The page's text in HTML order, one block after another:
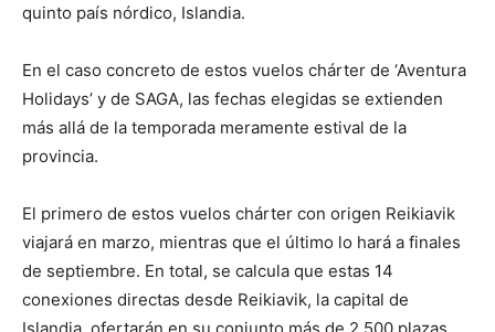
quinto país nórdico, Islandia.
En el caso concreto de estos vuelos chárter de ‘Aventura
Holidays’ y de SAGA, las fechas elegidas se extienden
más allá de la temporada meramente estival de la
provincia.
El primero de estos vuelos chárter con origen Reikiavik
viajará en marzo, mientras que el último lo hará a finales
de septiembre. En total, se calcula que estas 14
conexiones directas desde Reikiavik, la capital de